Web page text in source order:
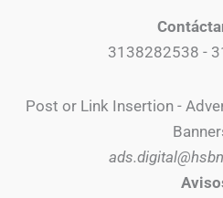
3138282538 -
Post or Link Insertion -